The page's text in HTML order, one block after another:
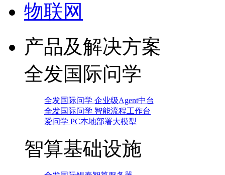
物联网
产品及解决方案
全发国际问学
全发国际问学 企业级Agent中台
全发国际问学 智能流程工作台
爱问学 PC本地部署大模型
智算基础设施